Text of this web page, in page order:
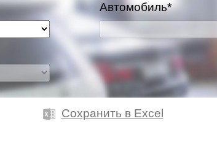
Красноярск
Автомобиль*
Сохранить в Excel